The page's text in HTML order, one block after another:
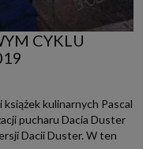
CYKLU
kulinarnych Pascal
pucharu Dacia Duster
Dacii Duster. W ten